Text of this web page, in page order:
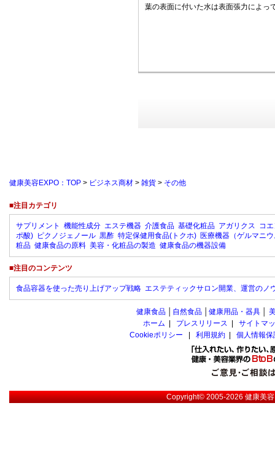
葉の表面に付いた水は表面張力によっ
健康美容EXPO：TOP > ビジネス商材 > 雑貨 > その他
■注目カテゴリ
サプリメント 機能性成分 エステ機器 介護食品 基礎化粧品 アガリクス コ
ポ酸) ピクノジェノール 黒酢 特定保健用食品(トクホ) 医療機器（ゲルマニ
粧品 健康食品の原料 美容・化粧品の製造 健康食品の機器設備
■注目のコンテンツ
食品容器を使った売り上げアップ戦略 エステティックサロン開業、運営のノ
健康食品 自然食品 健康用品・器具
ホーム
プレスリリース
サイトマ
Cookieポリシー
利用規約 個人情報
Copyright© 2005-2026健康美